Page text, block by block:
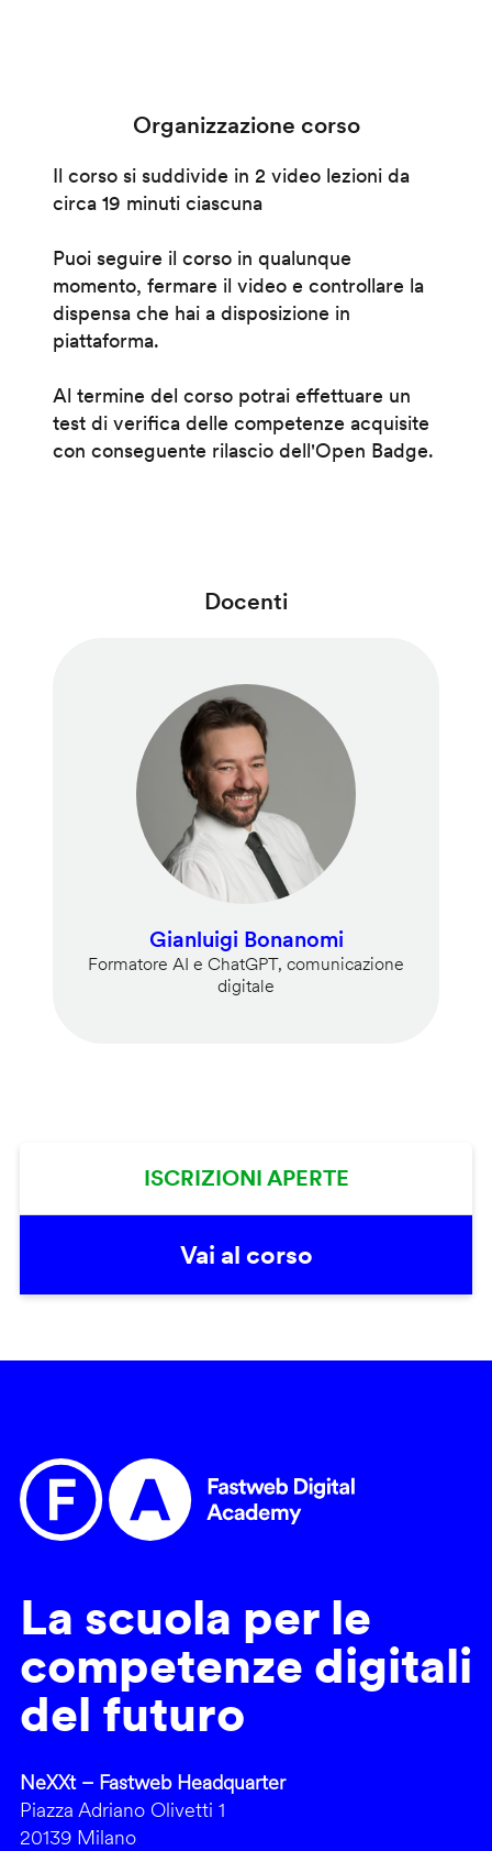
Organizzazione corso
Il corso si suddivide in 2 video lezioni da
circa 19 minuti ciascuna
Puoi seguire il corso in qualunque
momento, fermare il video e controllare la
dispensa che hai a disposizione in
piattaforma.
Al termine del corso potrai effettuare un
test di verifica delle competenze acquisite
con conseguente rilascio dell'Open Badge.
Docenti
Gianluigi Bonanomi
Formatore AI e ChatGPT, comunicazione
digitale
ISCRIZIONI APERTE
Vai al corso
La scuola per le
competenze digitali
del futuro
NeXXt – Fastweb Headquarter
Piazza Adriano Olivetti 1
20139 Milano